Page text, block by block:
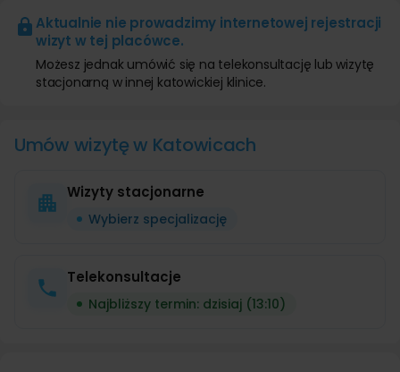
Aktualnie nie prowadzimy internetowej rejestracji
wizyt w tej placówce.
Możesz jednak umówić się na telekonsultację lub wizytę
stacjonarną w innej katowickiej klinice.
Umów wizytę w Katowicach
Wizyty stacjonarne
Wybierz specjalizację
Telekonsultacje
Najbliższy termin: dzisiaj (13:10)